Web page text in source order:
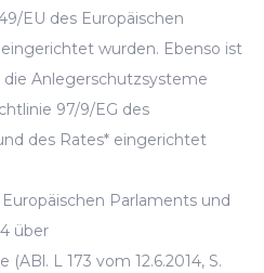
EU des Europäischen
wurden. Ebenso ist
Anlegerschutzsysteme
97/9/EG des
des Rates* eingerichtet
Parlaments und
über
L 173 vom 12.6.2014, S.